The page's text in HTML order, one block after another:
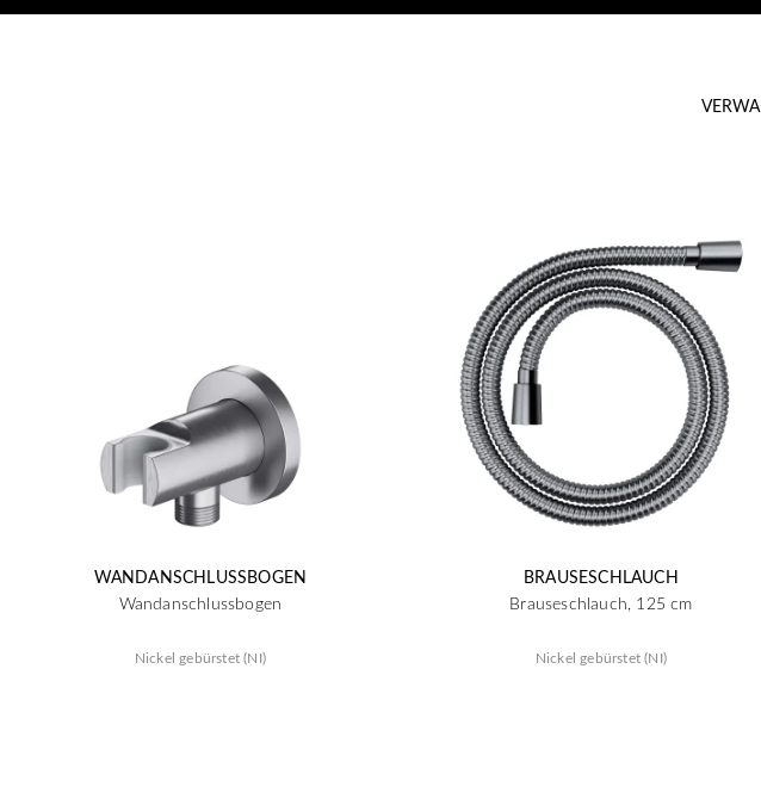
WANDANSCHLUSSBOGEN
Wandanschlussbogen
Nickel gebürstet (NI)
BRAUSESCHLAUCH
Brauseschlauch, 125 cm
Nickel gebürstet (NI)